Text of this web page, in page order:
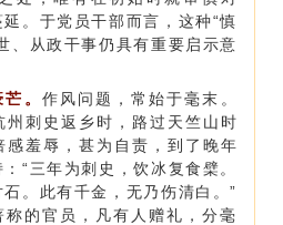
。于党员干部而言，这种“慎
、从政干事仍具有重要启示意
。 作风问题，常始于毫末。
州刺史返乡时，路过天竺山时
感羞辱，甚为自责，到了晚年
“三年为刺史，饮冰复食檗。
。此有千金，无乃伤清白。”
称的官员，凡有人赠礼，分毫